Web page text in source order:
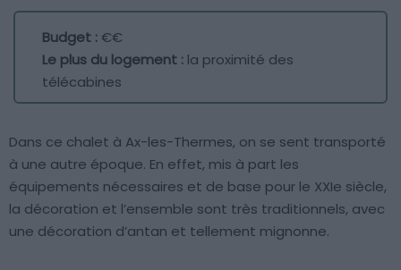
Budget :€€
Le plus du logement : la proximité des
télécabines
Dans ce chalet à Ax-les-Thermes, on se sent transporté
à une autre époque. En effet, mis à part les
équipements nécessaires et de base pour le XXIe siècle,
la décoration et l’ensemble sont très traditionnels, avec
une décoration d’antan et tellement mignonne.